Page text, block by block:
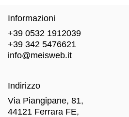
Informazioni
+39 0532 1912039
+39 342 5476621
info@meisweb.it
Indirizzo
Via Piangipane, 81,
44121 Ferrara FE,